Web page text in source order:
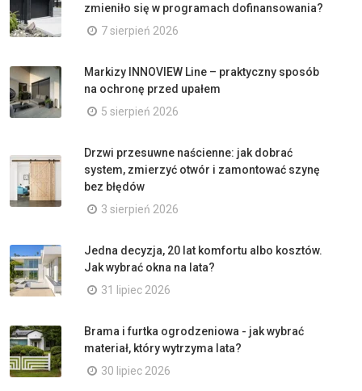
zmieniło się w programach dofinansowania?
7 sierpień 2026
Markizy INNOVIEW Line – praktyczny sposób
na ochronę przed upałem
5 sierpień 2026
Drzwi przesuwne naścienne: jak dobrać
system, zmierzyć otwór i zamontować szynę
bez błędów
3 sierpień 2026
Jedna decyzja, 20 lat komfortu albo kosztów.
Jak wybrać okna na lata?
31 lipiec 2026
Brama i furtka ogrodzeniowa - jak wybrać
materiał, który wytrzyma lata?
30 lipiec 2026